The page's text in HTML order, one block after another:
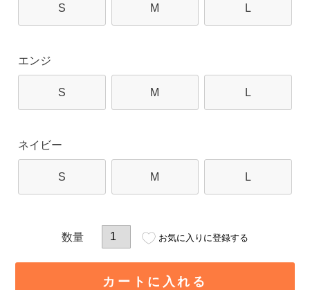
S M L
エンジ
S M L
ネイビー
S M L
お気に入りに登録する
カートに入れる